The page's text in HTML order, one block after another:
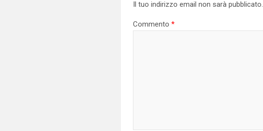
Il tuo indirizzo email non sarà pubblicato.
Commento*